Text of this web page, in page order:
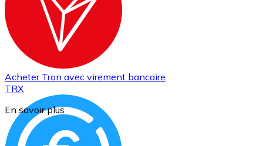
Acheter Tron avec virement bancaire
TRX
En savoir plus